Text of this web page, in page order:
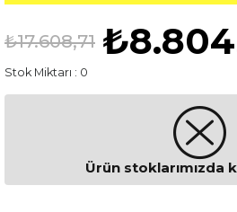
₺17.608,71
Stok Miktarı : 0
Ürün stoklarımızda